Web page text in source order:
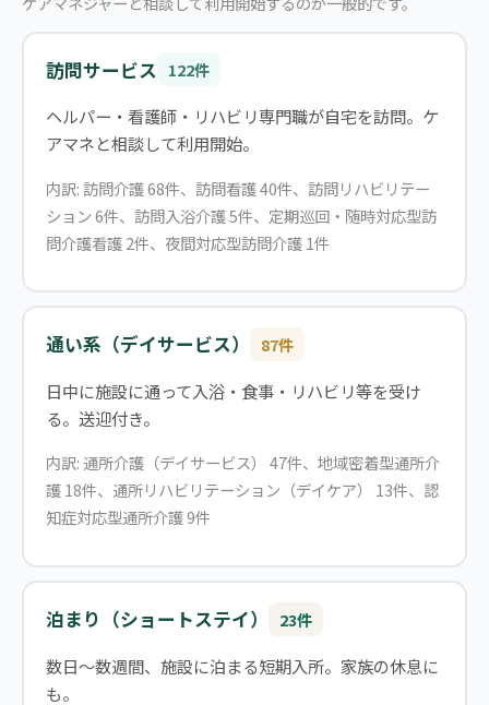
訪問サービス 122件
ヘルパー・看護師・リハビリ専門職が自宅を訪問。ケ
アマネと相談して利用開始。
内訳: 訪問介護 68件、訪問看護 40件、訪問リハビリテー
ション 6件、訪問入浴介護 5件、定期巡回・随時対応型訪
問介護看護 2件、夜間対応型訪問介護 1件
通い系（デイサービス） 87件
日中に施設に通って入浴・食事・リハビリ等を受け
る。送迎付き。
内訳: 通所介護（デイサービス） 47件、地域密着型通所介
護 18件、通所リハビリテーション（デイケア） 13件、認
知症対応型通所介護 9件
泊まり（ショートステイ） 23件
数日〜数週間、施設に泊まる短期入所。家族の休息に
も。